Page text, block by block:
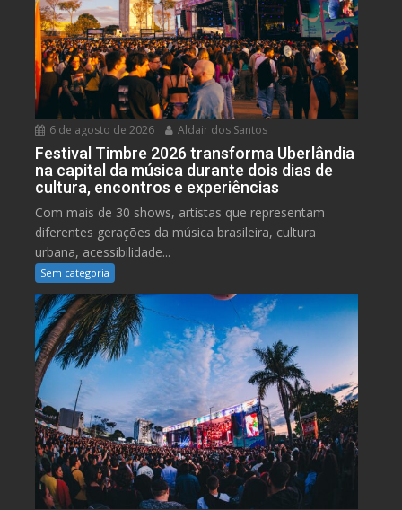
6 de agosto de 2026 Aldair dos Santos
Festival Timbre 2026 transforma Uberlândia
na capital da música durante dois dias de
cultura, encontros e experiências
Com mais de 30 shows, artistas que representam
diferentes gerações da música brasileira, cultura
urbana, acessibilidade...
Sem categoria